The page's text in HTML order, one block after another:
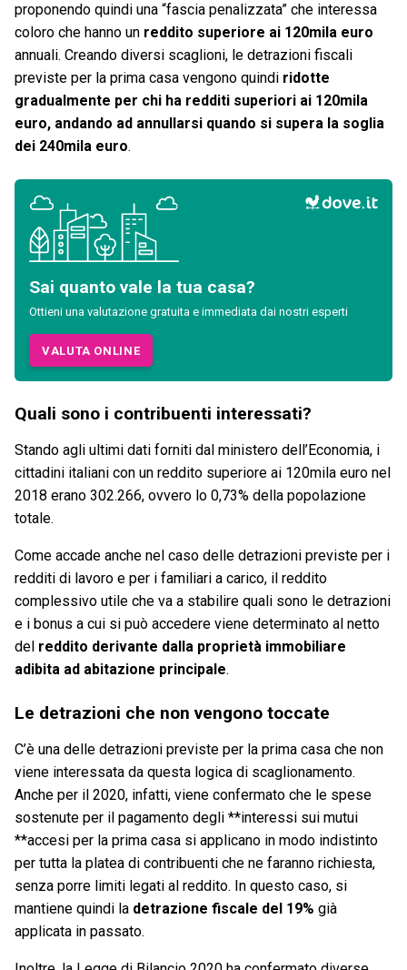
proponendo quindi una “fascia penalizzata” che interessa
coloro che hanno un reddito superiore ai 120mila euro
annuali. Creando diversi scaglioni, le detrazioni fiscali
previste per la prima casa vengono quindi ridotte
gradualmente per chi ha redditi superiori ai 120mila
euro, andando ad annullarsi quando si supera la soglia
dei 240mila euro.
Sai quanto vale la tua casa?
Ottieni una valutazione gratuita e immediata dai nostri esperti
VALUTA ONLINE
Quali sono i contribuenti interessati?
Stando agli ultimi dati forniti dal ministero dell’Economia, i
cittadini italiani con un reddito superiore ai 120mila euro nel
2018 erano 302.266, ovvero lo 0,73% della popolazione
totale.
Come accade anche nel caso delle detrazioni previste per i
redditi di lavoro e per i familiari a carico, il reddito
complessivo utile che va a stabilire quali sono le detrazioni
e i bonus a cui si può accedere viene determinato al netto
del reddito derivante dalla proprietà immobiliare
adibita ad abitazione principale.
Le detrazioni che non vengono toccate
C’è una delle detrazioni previste per la prima casa che non
viene interessata da questa logica di scaglionamento.
Anche per il 2020, infatti, viene confermato che le spese
sostenute per il pagamento degli **interessi sui mutui
**accesi per la prima casa si applicano in modo indistinto
per tutta la platea di contribuenti che ne faranno richiesta,
senza porre limiti legati al reddito. In questo caso, si
mantiene quindi la detrazione fiscale del 19% già
applicata in passato.